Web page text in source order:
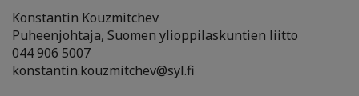
Konstantin Kouzmitchev
Puheenjohtaja, Suomen ylioppilaskuntien liitto
044 906 5007
konstantin.kouzmitchev@syl.fi